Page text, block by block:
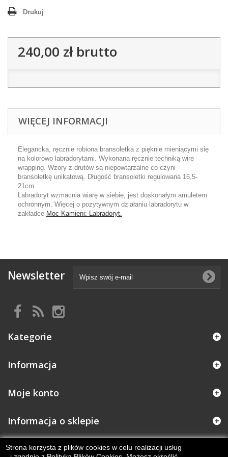
Drukuj
240,00 złbrutto
WIĘCEJ INFORMACJI
Elegancka, ręcznie robiona bransoletka z pięknie mieniącymi się
na kolorowo labradorytami. Wykonana ręcznie techniką wire
wrapping. Wzory z drutów są niepowtarzalne co czyni
bransoletkę unikatową. Długość bransoletki regulowana 16,5-
21cm.
Labradoryt wzmacnia wiarę w siebie, jest doskonałym amuletem
ochronnym. Więcej o pozytywnym działaniu labradorytu w
zakładce Moc Kamieni: Labradoryt.
Newsletter
Kategorie
Informacja
Moje konto
Informacja o sklepie
Strona korzysta z plików cookies w celu realizacji usług